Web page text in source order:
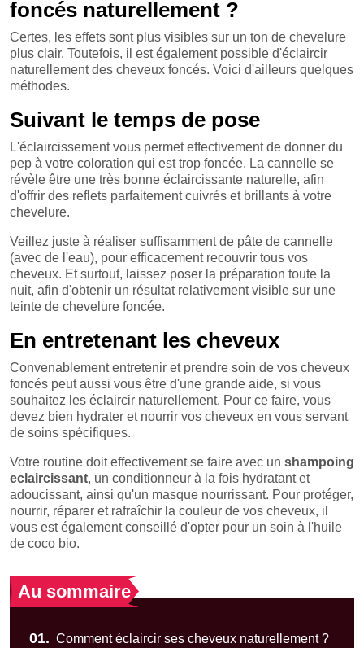
foncés naturellement ?
Certes, les effets sont plus visibles sur un ton de chevelure
plus clair. Toutefois, il est également possible d'éclaircir
naturellement des cheveux foncés. Voici d'ailleurs quelques
méthodes.
Suivant le temps de pose
L'éclaircissement vous permet effectivement de donner du
pep à votre coloration qui est trop foncée. La cannelle se
révèle être une très bonne éclaircissante naturelle, afin
d'offrir des reflets parfaitement cuivrés et brillants à votre
chevelure.
Veillez juste à réaliser suffisamment de pâte de cannelle
(avec de l'eau), pour efficacement recouvrir tous vos
cheveux. Et surtout, laissez poser la préparation toute la
nuit, afin d'obtenir un résultat relativement visible sur une
teinte de chevelure foncée.
En entretenant les cheveux
Convenablement entretenir et prendre soin de vos cheveux
foncés peut aussi vous être d'une grande aide, si vous
souhaitez les éclaircir naturellement. Pour ce faire, vous
devez bien hydrater et nourrir vos cheveux en vous servant
de soins spécifiques.
Votre routine doit effectivement se faire avec un shampoing
eclaircissant, un conditionneur à la fois hydratant et
adoucissant, ainsi qu'un masque nourrissant. Pour protéger,
nourrir, réparer et rafraîchir la couleur de vos cheveux, il
vous est également conseillé d'opter pour un soin à l'huile
de coco bio.
Au sommaire
01. Comment éclaircir ses cheveux naturellement ?